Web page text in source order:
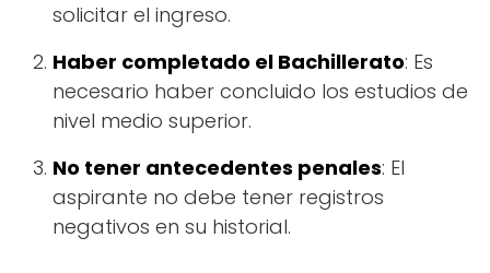
solicitar el ingreso.
Haber completado el Bachillerato: Es
necesario haber concluido los estudios de
nivel medio superior.
No tener antecedentes penales: El
aspirante no debe tener registros
negativos en su historial.